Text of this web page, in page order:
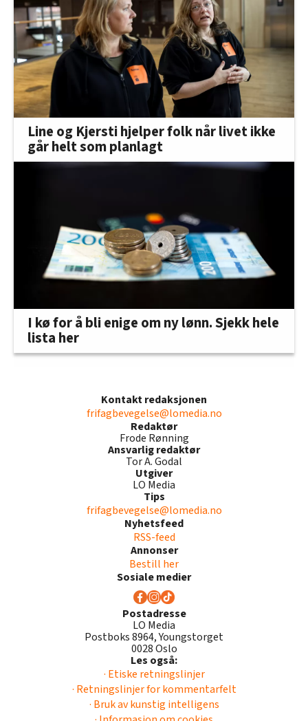
Line og Kjersti hjelper folk når livet ikke
går helt som planlagt
I kø for å bli enige om ny lønn. Sjekk hele
lista her
Kontakt redaksjonen
frifagbevegelse@lomedia.no
Redaktør
Frode Rønning
Ansvarlig redaktør
Tor A. Godal
Utgiver
LO Media
Tips
frifagbevegelse@lomedia.no
Nyhetsfeed
RSS-feed
Annonser
Bestill her
Sosiale medier
Postadresse
LO Media
Postboks 8964, Youngstorget
0028 Oslo
Les også:
· Etiske retningslinjer
· Retningslinjer for kommentarfelt
· Bruk av kunstig intelligens